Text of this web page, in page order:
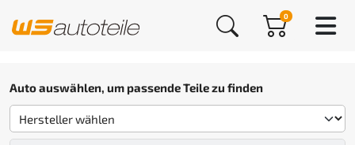
0
Auto auswählen, um passende Teile zu finden